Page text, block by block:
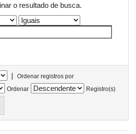
o resultado de busca.
|
Ordenar registros por
Ordenar
Registro(s)